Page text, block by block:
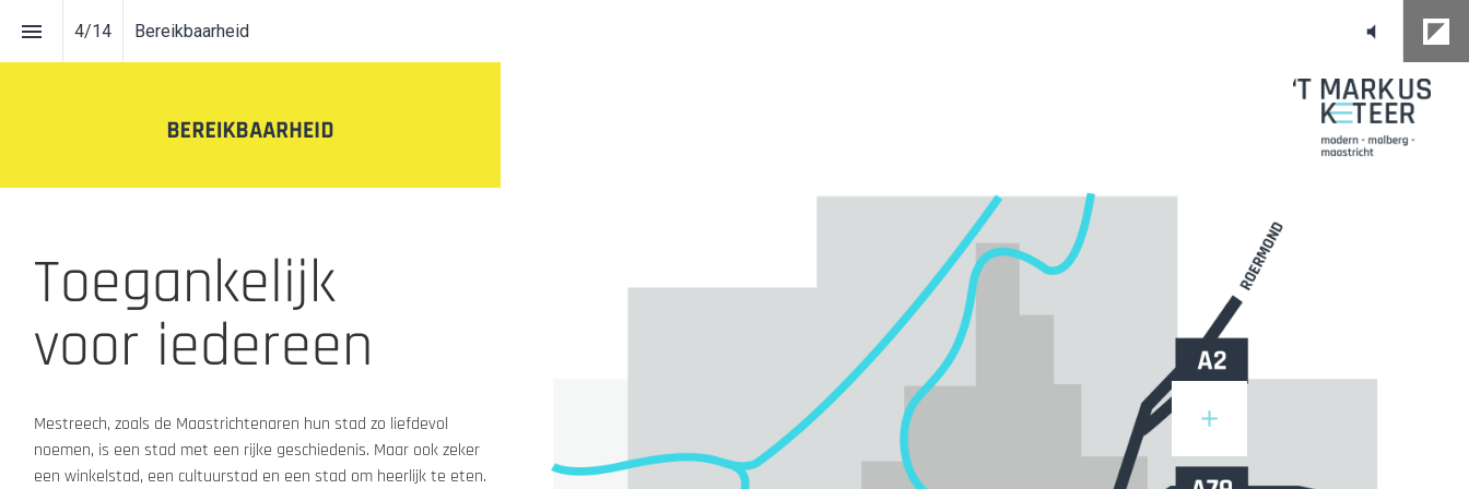
4/14 Bereikbaarheid
Toegankelijk
voor iedereen
Mestreech, zoals de Maastrichtenaren hun stad zo liefdevol
noemen, is een stad met een rijke geschiedenis. Maar ook zeker
een winkelstad, een cultuurstad en een stad om heerlijk te eten.